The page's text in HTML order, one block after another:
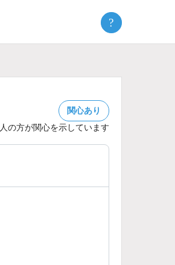
?
関心あり
人の方が関心を示しています